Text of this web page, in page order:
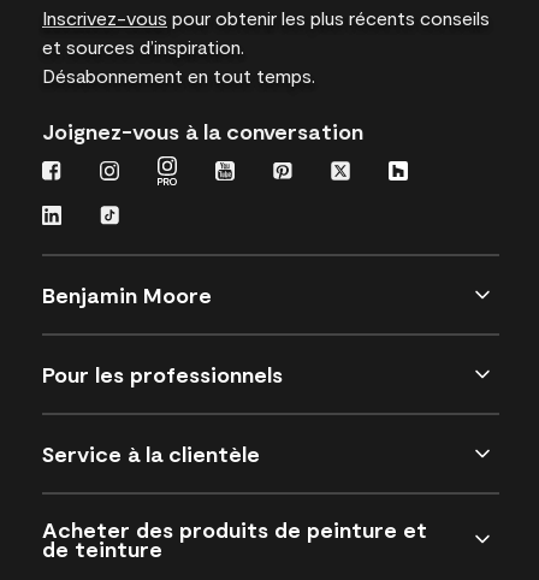
Inscrivez-vous pour obtenir les plus récents conseils
et sources d’inspiration.
Désabonnement en tout temps.
Joignez-vous à la conversation
Benjamin Moore
Pour les professionnels
Service à la clientèle
Acheter des produits de peinture et
de teinture